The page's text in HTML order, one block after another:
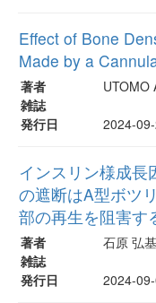
Effect of Bone
Made by a
著者
UTOMO
雑誌
発行日
2024-
インスリン様成長
の遮断はA型ボツ
部の再生を阻害す
著者
石原 弘基
雑誌
発行日
2024-